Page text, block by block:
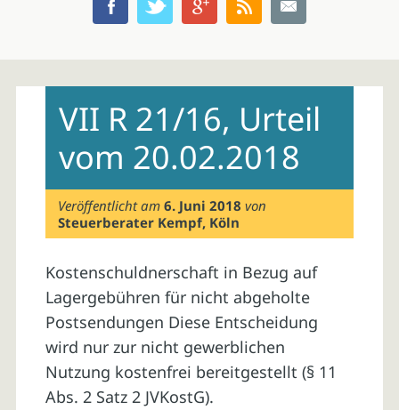
contentVII R 21/16, Urteil
vom 20.02.2018
Veröffentlicht am6. Juni 2018 von
Steuerberater Kempf, Köln
Kostenschuldnerschaft in Bezug auf
Lagergebühren für nicht abgeholte
Postsendungen Diese Entscheidung
wird nur zur nicht gewerblichen
Nutzung kostenfrei bereitgestellt (§ 11
Abs. 2 Satz 2 JVKostG).